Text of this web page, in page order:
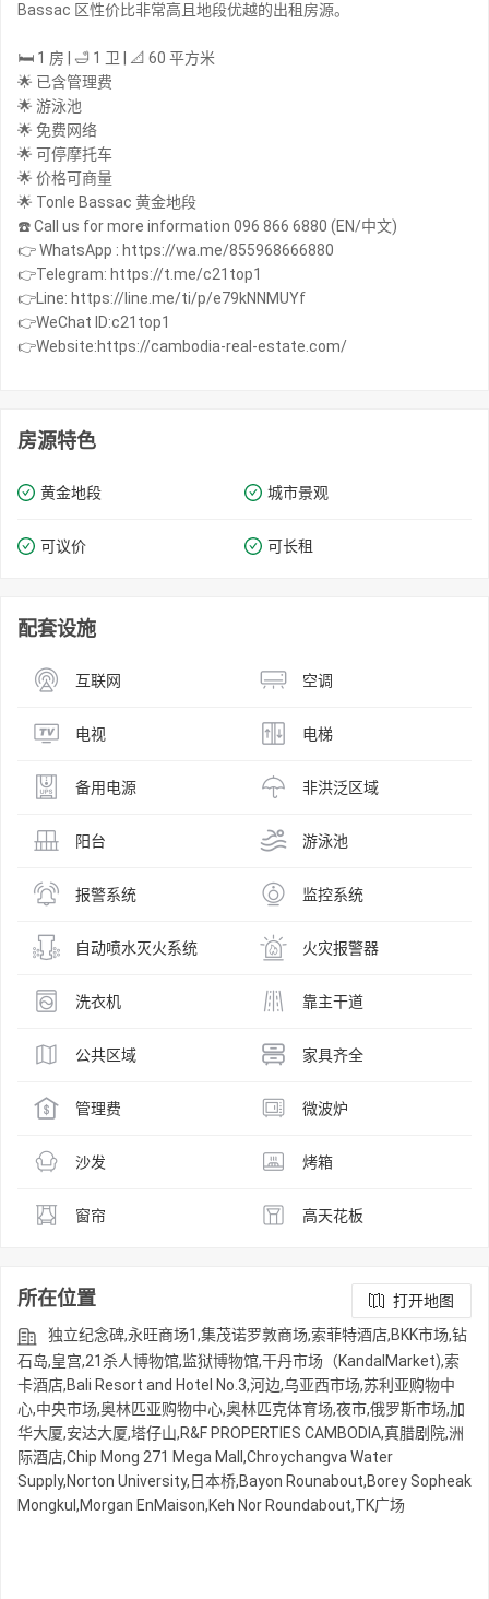
Bassac 区性价比非常高且地段优越的出租房源。
🛏 1 房 | 🛁 1 卫 | 📐 60 平方米
🌟 已含管理费
🌟 游泳池
🌟 免费网络
🌟 可停摩托车
🌟 价格可商量
🌟 Tonle Bassac 黄金地段
☎️ Call us for more information 096 866 6880 (EN/中文)
👉 WhatsApp : https://wa.me/855968666880
👉Telegram: https://t.me/c21top1
👉Line: https://line.me/ti/p/e79kNNMUYf
👉WeChat ID:c21top1
👉Website:https://cambodia-real-estate.com/
房源特色
黄金地段 城市景观
可议价 可长租
配套设施
互联网 空调
电视 电梯
备用电源 非洪泛区域
阳台 游泳池
报警系统 监控系统
自动喷水灭火系统 火灾报警器
洗衣机 靠主干道
公共区域 家具齐全
管理费 微波炉
沙发 烤箱
窗帘 高天花板
所在位置
打开地图
独立纪念碑,永旺商场1,集茂诺罗敦商场,索菲特酒店,BKK市场,钻
石岛,皇宫,21杀人博物馆,监狱博物馆,干丹市场（KandalMarket),索
卡酒店,Bali Resort and Hotel No.3,河边,乌亚西市场,苏利亚购物中
心,中央市场,奥林匹亚购物中心,奥林匹克体育场,夜市,俄罗斯市场,加
华大厦,安达大厦,塔仔山,R&F PROPERTIES CAMBODIA,真腊剧院,洲
际酒店,Chip Mong 271 Mega Mall,Chroychangva Water
Supply,Norton University,日本桥,Bayon Rounabout,Borey Sopheak
Mongkul,Morgan EnMaison,Keh Nor Roundabout,TK广场